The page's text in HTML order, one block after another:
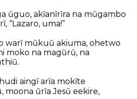
ũguo, akĩanĩrĩra na mũgambo
“Lazaro, uma!”
warĩ mũkuũ akiuma, ohetwo
moko na magũrũ, na
aingĩ arĩa mokĩte
moona ũrĩa Jesũ eekire,